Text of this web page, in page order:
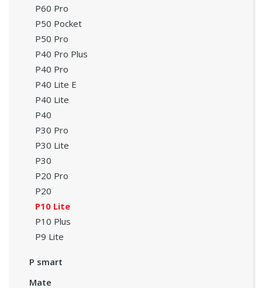
P60 Pro
P50 Pocket
P50 Pro
P40 Pro Plus
P40 Pro
P40 Lite E
P40 Lite
P40
P30 Pro
P30 Lite
P30
P20 Pro
P20
P10 Lite
P10 Plus
P9 Lite
P smart
Mate